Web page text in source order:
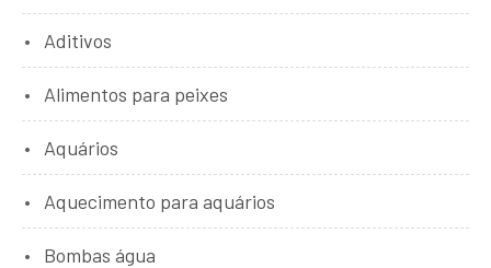
Aditivos
Alimentos para peixes
Aquários
Aquecimento para aquários
Bombas água